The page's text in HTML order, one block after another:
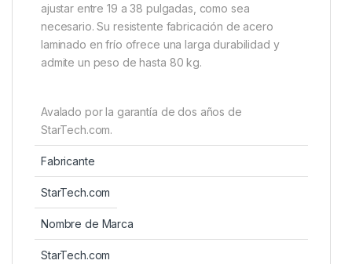
ajustar entre 19 a 38 pulgadas, como sea
necesario. Su resistente fabricación de acero
laminado en frío ofrece una larga durabilidad y
admite un peso de hasta 80 kg.
Avalado por la garantía de dos años de
StarTech.com.
Fabricante
StarTech.com
Nombre de Marca
StarTech.com